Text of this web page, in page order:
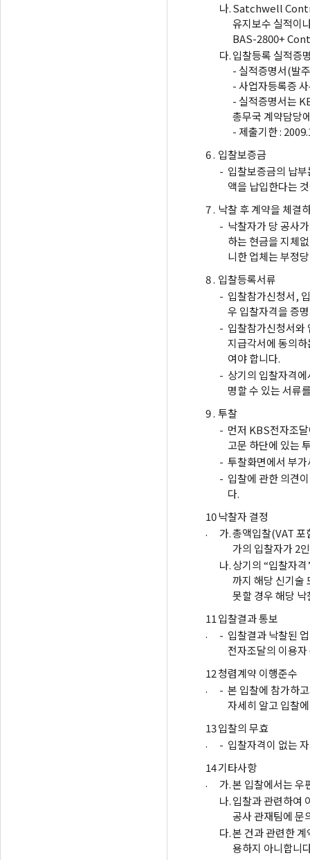
나.Satchwell
유지보수 실적이
BAS-2800+
다.입찰등록 실적증
- 실적증명서(발
- 사업자등록증
- 실적증명서는
총무국 계약담당
- 제출기한 :
6 . 입찰보증금
- 입찰보증금의 납
액을 납입한다는
7 . 낙찰 후 계약을 체결
- 낙찰자가 당 공사
하는 현금을 지체
니한 업체는 부정
8 . 입찰등록서류
- 입찰참가신청서,
우 입찰자격을 증
- 입찰참가신청서와
지급각서에 동의
여야 합니다.
- 상기의 입찰자격
명할 수 있는 서류
9 . 투찰
- 먼저 KBS전자조
고문 하단에 있는
- 투찰화면에서 부
- 입찰에 관한 의견
다.
10
.
낙찰자 결정
가.총액입찰(VAT 포
가의 입찰자가 2
나.상기의 “입찰자
까지 해당 신기술
못할 경우 해당
11
.
입찰결과 통보
- 입찰결과 낙찰된
전자조달의 이용
12
.
청렴계약 이행준수
- 본 입찰에 참가하
자세히 알고 입찰
13
.
입찰의 무효
- 입찰자격이 없는
14
.
기타사항
가.본 입찰에서는 우
나.입찰과 관련하여
공사 관재팀에 문
다.본 건과 관련한
용하지 아니합니